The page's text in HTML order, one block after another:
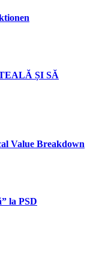
ȘI SĂ
Value Breakdown
la PSD